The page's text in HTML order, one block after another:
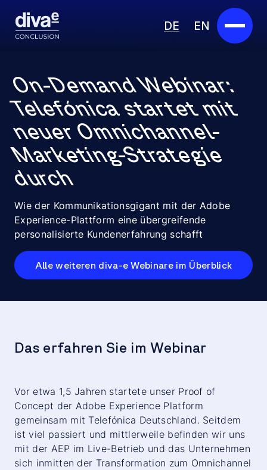
DE EN
Marketplace
Branchen
Partner
Über uns
Insights
On-Demand Webinar:
Telefónica startet mit
neuer Omnichannel-
Marketing-Strategie
durch
Wie der Kommunikationsgigant mit der Adobe
Experience-Plattform eine übergreifende
personalisierte Kundenerfahrung schafft
Alle weiteren diva-e Webinare im Überblick
Das erfahren Sie im Webinar
Vor etwa 1,5 Jahren startete unser Proof of
Concept der Adobe Experience Platform
gemeinsam mit Telefónica Deutschland. Seitdem
ist viel passiert und mittlerweile befinden wir uns
mit der AEP im Live-Betrieb und das Unternehmen
sich inmitten der Transformation zum Omnichannel